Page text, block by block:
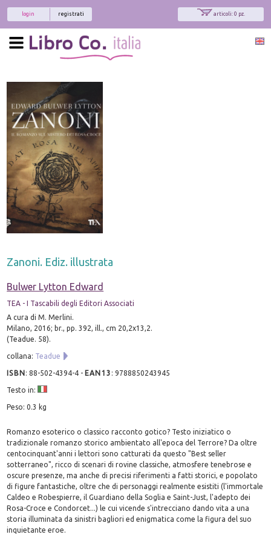
articoli: 0 pz.
registrati
login
Zanoni. Ediz. illustrata
Bulwer Lytton Edward
TEA - I Tascabili degli Editori Associati
A cura di M. Merlini.
Milano, 2016; br., pp. 392, ill., cm 20,2x13,2.
(Teadue. 58).
collana: Teadue
ISBN:88-502-4394-4 - EAN13 :9788850243945
Testo in:
Peso: 0.3 kg
Romanzo esoterico o classico racconto gotico? Testo iniziatico o
tradizionale romanzo storico ambientato all'epoca del Terrore? Da oltre
centocinquant'anni i lettori sono catturati da questo "Best seller
sotterraneo", ricco di scenari di rovine classiche, atmosfere tenebrose e
oscure presenze, ma anche di precisi riferimenti a fatti storici, e popolato
di figure fantastiche, oltre che di personaggi realmente esistiti (l'immortale
Caldeo e Robespierre, il Guardiano della Soglia e Saint-Just, l'adepto dei
Rosa-Croce e Condorcet...) le cui vicende s'intrecciano dando vita a una
storia illuminata da sinistri bagliori ed enigmatica come la figura del suo
inquietante eroe.
Interessato ai nostri libri?
Allora iscriviti alla nostra newsletter!
Sarai informato delle nostre novità, potrai
comunque cancellarti quando desideri.
modulo di iscrizione